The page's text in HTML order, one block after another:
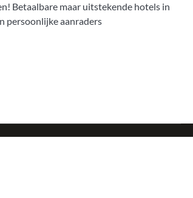
Betaalbare maar uitstekende hotels in
persoonlijke aanraders